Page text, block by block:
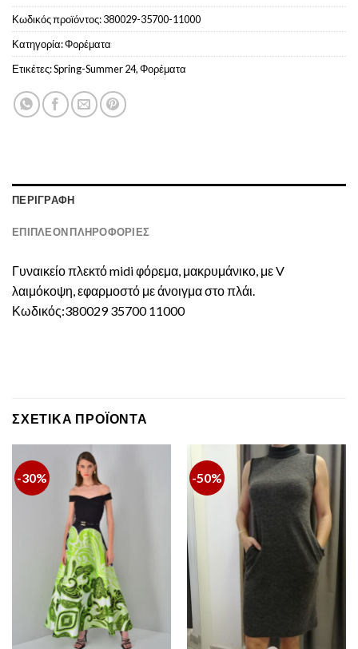
Κωδικός προϊόντος:380029-35700-11000
Κατηγορία:Φoρέματα
Ετικέτες:Spring-Summer 24,Φορέματα
ΠΕΡΙΓΡΑΦΉ
ΕΠΙΠΛΈΟΝ ΠΛΗΡΟΦΟΡΊΕΣ
Γυναικείο πλεκτό midi φόρεμα, μακρυμάνικο, με V
λαιμόκοψη, εφαρμοστό με άνοιγμα στο πλάι.
Κωδικός:380029 35700 11000
ΣΧΕΤΙΚΆ ΠΡΟΪΌΝΤΑ
-30% -50%